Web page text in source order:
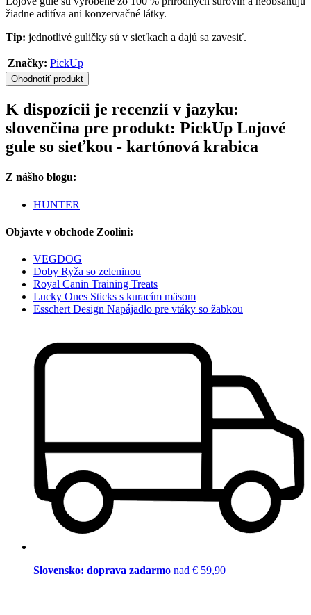
žiadne aditíva ani konzervačné látky.
Tip: jednotlivé guličky sú v sieťkach a dajú sa zavesiť.
Značky: PickUp
Ohodnotiť produkt
K dispozícii je recenzií v jazyku:
slovenčina pre produkt: PickUp Lojové
gule so sieťkou - kartónová krabica
Z nášho blogu:
HUNTER
Objavte v obchode Zoolini:
VEGDOG
Doby Ryža so zeleninou
Royal Canin Training Treats
Lucky Ones Sticks s kuracím mäsom
Esschert Design Napájadlo pre vtáky so žabkou
Slovensko: doprava zadarmo nad € 59,90